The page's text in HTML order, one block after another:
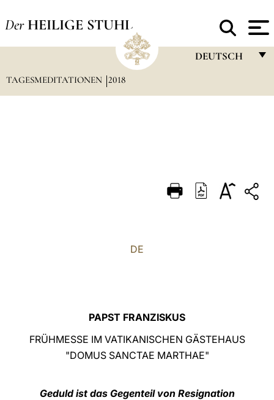
Der HEILIGE STUHL
DEUTSCH
DEUTSCH
TAGESMEDITATIONEN 2018
DE
PAPST FRANZISKUS
FRÜHMESSE IM VATIKANISCHEN GÄSTEHAUS
"DOMUS SANCTAE MARTHAE"
Geduld ist das Gegenteil von Resignation